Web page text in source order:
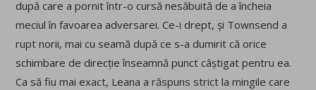
după care a pornit într-o cursă nesăbuită de a încheia
meciul în favoarea adversarei. Ce-i drept, și Townsend a
rupt norii, mai cu seamă după ce s-a dumirit că orice
schimbare de direcție înseamnă punct câștigat pentru ea.
Ca să fiu mai exact, Leana a răspuns strict la mingile care